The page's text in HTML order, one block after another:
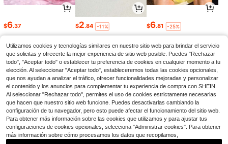
$6.37 $2.84 -11% $6.81 -25%
Utilizamos cookies y tecnologías similares en nuestro sitio web para brindar el servicio
que solicitas y ofrecerte la mejor experiencia de sitio web posible. Puedes "Rechazar
todo", "Aceptar todo" o establecer tu preferencia de cookies en cualquier momento a tu
elección. Al seleccionar "Aceptar todo", estableceremos todas las cookies opcionales,
que nos ayudan a analizar el tráfico, ofrecer funcionalidades mejoradas y personalizar
el contenido y los anuncios para complementar tu experiencia de compra con SHEIN.
Al seleccionar "Rechazar todo", permites el uso de cookies estrictamente necesarias
que hacen que nuestro sitio web funcione. Puedes desactivarlas cambiando la
configuración de tu navegador, pero esto puede afectar el funcionamiento del sitio web.
Para obtener más información sobre las cookies que utilizamos y para ajustar tus
configuraciones de cookies opcionales, selecciona "Administrar cookies". Para obtener
más información sobre cómo procesamos los datos que recopilamos,